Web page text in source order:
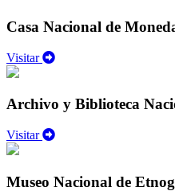
Casa Nacional de
Visitar
Archivo y Biblioteca
Visitar
Museo Nacional de